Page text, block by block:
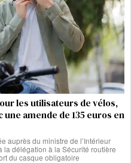
les utilisateurs de vélos,
amende de 135 euros en
auprès du ministre de l’Intérieur
délégation à la Sécurité routière
du casque obligatoire